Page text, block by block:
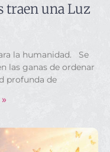
traen una Luz
la humanidad. Se
las ganas de ordenar
profunda de